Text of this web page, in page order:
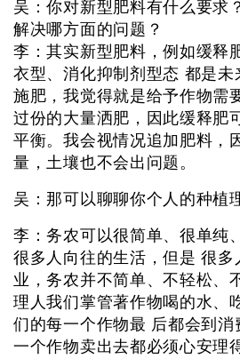
吴：你对新型肥料有什么要求
解决哪方面的问题？
李：其实新型肥料，例如缓释
衣型、消化抑制剂型态 都是
施肥，我觉得就是给予作物需
过份的大量洒肥，因此缓释肥
平衡。我会视情况追加肥料，
量，土壤也不会出问题。
吴：那可以聊聊你个人的种植
李：务农可以很简单、很单纯
很多人向往的生活，但是 很多
业，务农并不简单、不轻松、
理人我们掌管著作物喝的水、
们的每一个作物最 后都会到
一个作物卖出去都必须心安理